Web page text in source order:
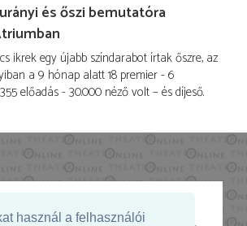
használ a felhasználói
és őszi bemutatóra
ikrek egy újabb színdarabot írtak őszre, az
a 9 hónap alatt 18 premier - 6
előadás - 30.000 néző volt – és díjeső.